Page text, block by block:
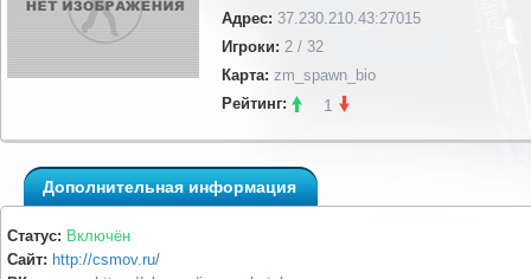
Адрес: 37.230.210.43:27015
Игроки: 2 / 32
Карта: zm_spawn_bio
Рейтинг:
1
Дополнительная информация
Статус: Включён
Сайт: http://csmov.ru/